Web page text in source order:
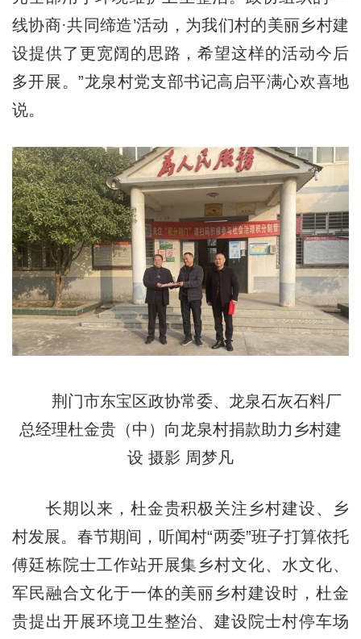
线协商·共同缔造’活动，为我们村的美丽乡村建
设提供了更宽阔的思路，希望这样的活动今后
多开展。”龙泉村党支部书记高启平满心欢喜地
说。
荆门市东宝区政协常委、龙泉石灰石料厂
总经理杜金贵（中）向龙泉村捐款助力乡村建
设 摄影 周梦凡
长期以来，杜金贵积极关注乡村建设、乡
村发展。春节期间，听闻村“两委”班子打算依托
傅廷栋院士工作站开展集乡村文化、水文化、
军民融合文化于一体的美丽乡村建设时，杜金
贵提出开展环境卫生整治、建设院士村停车场